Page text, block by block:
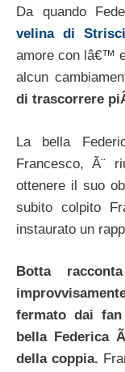
Da quando
velina di
amore con lâ€™
alcun
di trascorrere
La bella
Francesco, Ã¨
ottenere il suo
subito colpito
instaurato un
Botta
fermato dai
bella Federica
della coppia.